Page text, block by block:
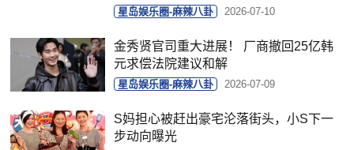
星岛娱乐圈-麻辣八卦 2026-07-10
金秀贤官司重大进展！ 厂商撤回25亿韩
元求偿法院建议和解
星岛娱乐圈-麻辣八卦 2026-07-09
S妈担心被赶出豪宅沦落街头，小S下一
步动向曝光